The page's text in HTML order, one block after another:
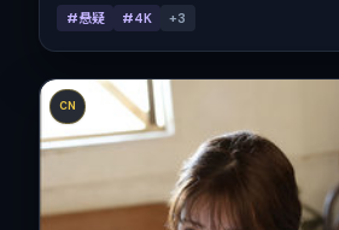
#悬疑 #4K +3
CN